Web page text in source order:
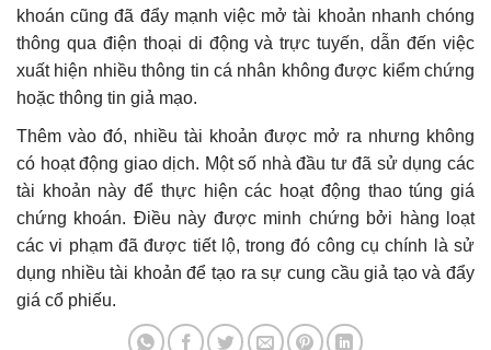
khoán cũng đã đẩy mạnh việc mở tài khoản nhanh chóng
thông qua điện thoại di động và trực tuyến, dẫn đến việc
xuất hiện nhiều thông tin cá nhân không được kiểm chứng
hoặc thông tin giả mạo.
Thêm vào đó, nhiều tài khoản được mở ra nhưng không
có hoạt động giao dịch. Một số nhà đầu tư đã sử dụng các
tài khoản này để thực hiện các hoạt động thao túng giá
chứng khoán. Điều này được minh chứng bởi hàng loạt
các vi phạm đã được tiết lộ, trong đó công cụ chính là sử
dụng nhiều tài khoản để tạo ra sự cung cầu giả tạo và đẩy
giá cổ phiếu.